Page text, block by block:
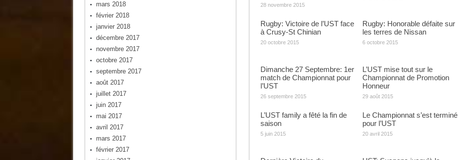
28 novembre 2015
Rugby: Victoire de l’UST face
à Crusy-St Chinian
20 octobre 2015
Rugby: Honorable défaite sur
les terres de Nissan
6 octobre 2015
Dimanche 27 Septembre: 1er
match de Championnat pour
l’UST
26 septembre 2015
L’UST mise tout sur le
Championnat de Promotion
Honneur
29 août 2015
L’UST family a fêté la fin de
saison
5 juin 2015
Le Championnat s’est terminé
pour l’UST
20 avril 2015
mars 2018
février 2018
janvier 2018
décembre 2017
novembre 2017
octobre 2017
septembre 2017
août 2017
juillet 2017
juin 2017
mai 2017
avril 2017
mars 2017
février 2017